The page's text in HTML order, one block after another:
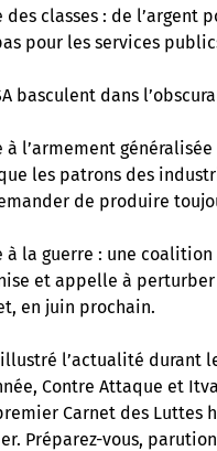
des classes : de l’argent
pour les services
basculent dans
à l’armement généralisée
les patrons des
de produire
à la guerre : une
et appelle à perturber
en juin prochain.
l’actualité durant
Contre Attaque et
Carnet des Luttes
Préparez-vous,